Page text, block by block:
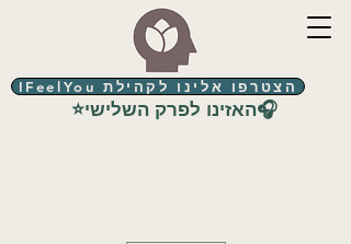
הצטרפו אלינו לקהילת IFeelYou
⭐האזינו לפרק השלישי🎧